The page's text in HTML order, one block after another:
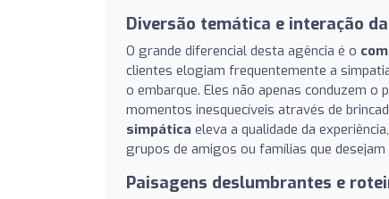
Diversão temática e interação
O grande diferencial desta agência é o
clientes elogiam frequentemente a
o embarque. Eles não apenas conduzem
momentos inesquecíveis através de
simpática eleva a qualidade da
grupos de amigos ou famílias que
Paisagens deslumbrantes e